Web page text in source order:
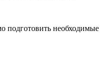
подготовить необходимые